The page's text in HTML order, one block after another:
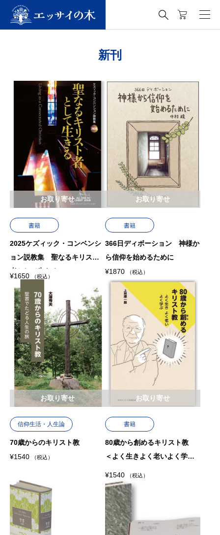

新刊
書籍
2025ケズィック・コンベンシ
ョン説教集 聖なるキリスト
者として生きる
¥1650 （税込）
お取り寄せ
書籍
366日ディボーション 神様か
ら信仰を始めるために
¥1870 （税込）
お取り寄せ
信仰生活・人生論
70歳からのキリスト教
¥1540 （税込）
お取り寄せ
書籍
80歳から創めるキリスト教
＜よく生きよく老いよく学ぶ
¥1540 （税込）
お取り寄せ